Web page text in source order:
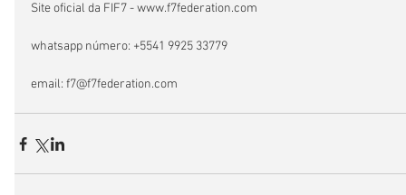
Site oficial da FIF7 - www.f7federation.com
whatsapp número: +5541 9925 33779
email: f7@f7federation.com